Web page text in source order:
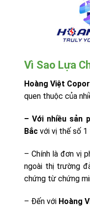
Vì Sao Lựa
Hoàng Việt
quen thuộc của
– Với nhiều sản
Bắcvới vị thế số 1
– Chính là đơn vị
ngoài thị trường
chứng từ chứng
– Đến với Hoàng